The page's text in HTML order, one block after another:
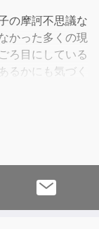
の摩訶不思議な
かった多くの現
ろ目にしている
るかにも気づく
ます。
行世界（パラレ
にないコンテン